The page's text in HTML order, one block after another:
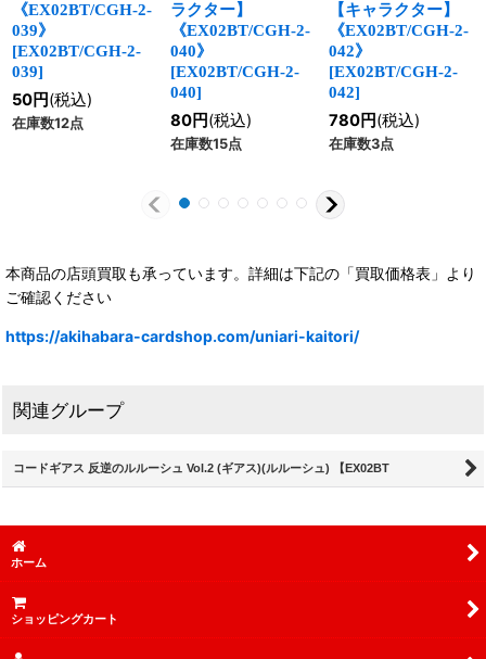
《EX02BT/CGH-2-
039》
[EX02BT/CGH-2-
039]
50円(税込)
在庫数12点
ラクター】
《EX02BT/CGH-2-
040》
[EX02BT/CGH-2-
040]
80円(税込)
在庫数15点
【キャラクター】
《EX02BT/CGH-2-
042》
[EX02BT/CGH-2-
042]
780円(税込)
在庫数3点
本商品の店頭買取も承っています。詳細は下記の「買取価格表」より
ご確認ください
https://akihabara-cardshop.com/uniari-kaitori/
関連グループ
コードギアス 反逆のルルーシュ Vol.2 (ギアス)(ルルーシュ) 【EX02BT
ホーム
ショッピングカート